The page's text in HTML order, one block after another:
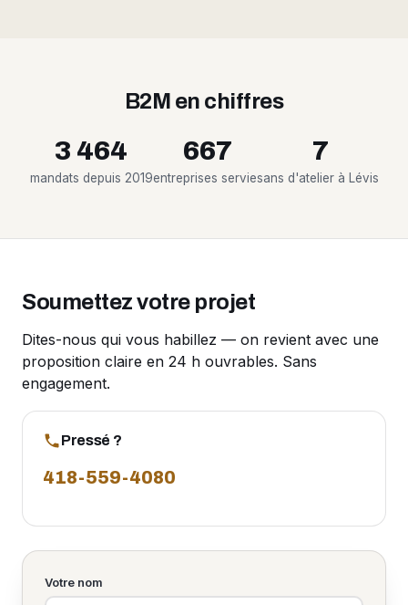
B2M en chiffres
3 464
mandats depuis 2019
667
entreprises servies
7
ans d'atelier à Lévis
Soumettez votre projet
Dites-nous qui vous habillez — on revient avec une
proposition claire en 24 h ouvrables. Sans
engagement.
Pressé ?
418-559-4080
Votre nom